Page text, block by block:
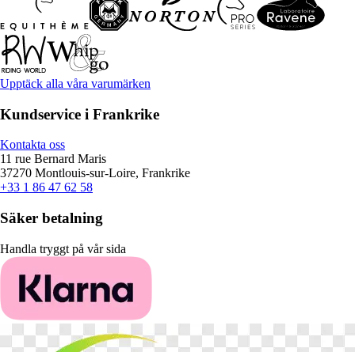
Upptäck alla våra varumärken
Kundservice i Frankrike
Kontakta oss
11 rue Bernard Maris
37270 Montlouis-sur-Loire, Frankrike
+33 1 86 47 62 58
Säker betalning
Handla tryggt på vår sida